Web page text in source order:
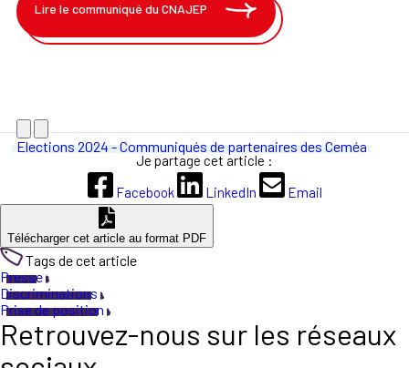
Lire le communiqué du CNAJEP
Elections 2024 - Communiqués de partenaires des Ceméa
Je partage cet article :
Facebook
LinkedIn Email
Télécharger cet article au format PDF
Tags de cet article
Presse
Discriminations
Prise de position
Retrouvez-nous sur les réseaux